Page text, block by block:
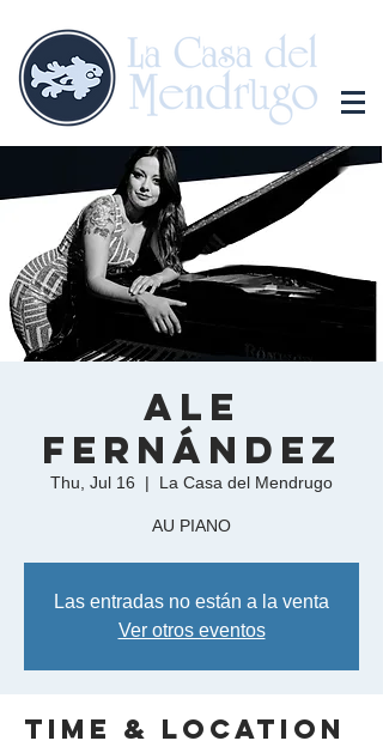
ALE
FERNÁNDEZ
Thu, Jul 16
  |
La Casa del Mendrugo
AU PIANO
Las entradas no están a la venta
Ver otros eventos
Time & Location